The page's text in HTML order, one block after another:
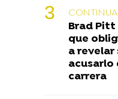
CONTINUA
Brad
que
a revelar
acusarlo
carrera